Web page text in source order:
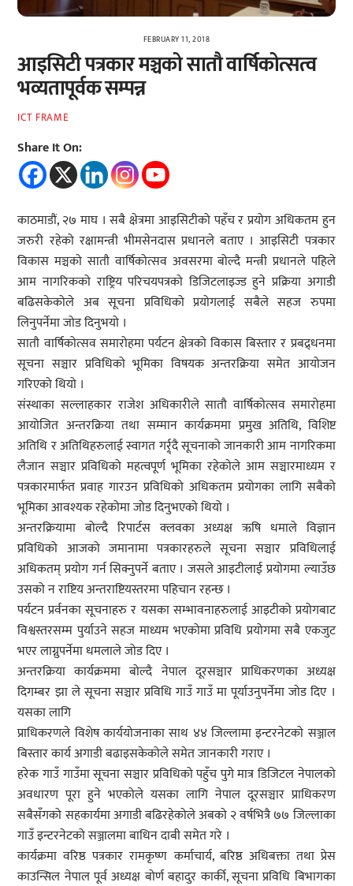
FEBRUARY 11, 2018
आइसिटी पत्रकार मञ्चको सातौ वार्षिकोत्सत्व
भव्यतापूर्वक सम्पन्न
ICT FRAME
Share It On:
काठमाडौं, २७ माघ । सबै क्षेत्रमा आइसिटीको पहँच र प्रयोग अधिकतम हुन
जरुरी रहेको रक्षामन्त्री भीमसेनदास प्रधानले बताए । आइसिटी पत्रकार
विकास मञ्चको सातौ वार्षिकोत्सव अवसरमा बोल्दै मन्त्री प्रधानले पहिले
आम नागरिकको राष्ट्रिय परिचयपत्रको डिजिटलाइज्ड हुने प्रक्रिया अगाडी
बढिसकेकोले अब सूचना प्रविधिको प्रयोगलाई सबैले सहज रुपमा
लिनुपर्नेमा जोड दिनुभयो ।
सातौ वार्षिकोत्सव समारोहमा पर्यटन क्षेत्रको विकास बिस्तार र प्रबद्र्धनमा
सूचना सञ्चार प्रविधिको भूमिका विषयक अन्तरक्रिया समेत आयोजन
गरिएको थियो ।
संस्थाका सल्लाहकार राजेश अधिकारीले सातौ वार्षिकोत्सव समारोहमा
आयोजित अन्तरक्रिया तथा सम्मान कार्यक्रममा प्रमुख अतिथि, विशिष्ट
अतिथि र अतिथिहरुलाई स्वागत गर्र्र्दै सूचनाको जानकारी आम नागरिकमा
लैजान सञ्चार प्रविधिको महत्वपूर्ण भूमिका रहेकोले आम सञ्चारमाध्यम र
पत्रकारमार्फत प्रवाह गारउन प्रविधिको अधिकतम प्रयोगका लागि सबैको
भूमिका आवश्यक रहेकोमा जोड दिनुभएको थियो ।
अन्तरक्रियामा बोल्दै रिपार्टस क्लवका अध्यक्ष ऋषि धमाले विज्ञान
प्रविधिको आजको जमानामा पत्रकारहरुले सूचना सञ्चार प्रविधिलाई
अधिकतम् प्रयोग गर्न सिक्नुपर्ने बताए । जसले आइटीलाई प्रयोगमा ल्याउँछ
उसको न राष्टिय अन्तराष्टियस्तरमा पहिचान रहन्छ ।
पर्यटन प्रर्वनका सूचनाहरु र यसका सम्भावनाहरुलाई आइटीको प्रयोगबाट
विश्वस्तरसम्म पुर्याउने सहज माध्यम भएकोमा प्रविधि प्रयोगमा सबै एकजुट
भएर लाग्नुपर्नेमा धमलाले जोड दिए ।
अन्तरक्रिया कार्यक्रममा बोल्दै नेपाल दूरसञ्चार प्राधिकरणका अध्यक्ष
दिगम्बर झा ले सूचना सञ्चार प्रविधि गाउँ गाउँ मा पूर्याउनुपर्नेमा जोड दिए ।
यसका लागि
प्राधिकरणले विशेष कार्ययोजनाका साथ ४४ जिल्लामा इन्टरनेटको सञ्जाल
बिस्तार कार्य अगाडी बढाइसकेकोले समेत जानकारी गराए ।
हरेक गाउँ गाउँमा सूचना सञ्चार प्रविधिको पहुँच पुगे मात्र डिजिटल नेपालको
अवधारण पूरा हुने भएकोले यसका लागि नेपाल दूरसञ्चार प्राधिकरण
सबैसँगको सहकार्यमा अगाडी बढिरहेकोले अबको २ वर्षभित्रै ७७ जिल्लाका
गाउँ इन्टरनेटको सञ्जालमा बाधिन दाबी समेत गरे ।
कार्यक्रमा वरिष्ठ पत्रकार रामकृष्ण कर्माचार्य, बरिष्ठ अधिबक्ता तथा प्रेस
काउन्सिल नेपाल पूर्व अध्यक्ष बोर्ण बहादुर कार्की, सूचना प्रविधि बिभागका